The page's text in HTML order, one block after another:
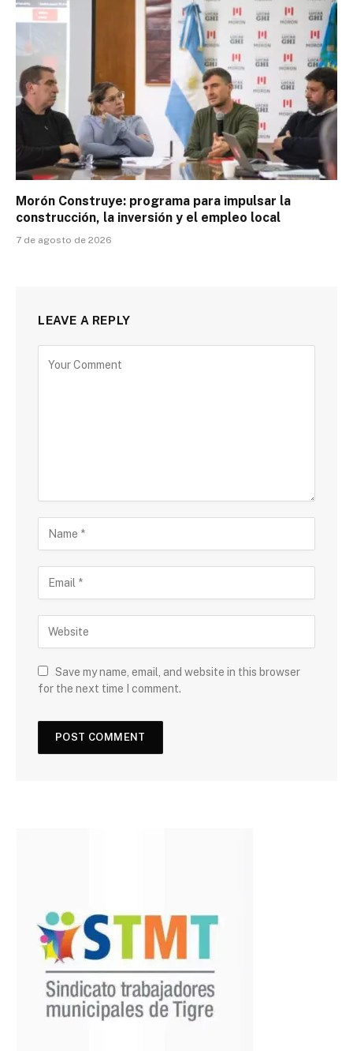
Morón Construye: programa para impulsar la
construcción, la inversión y el empleo local
7 de agosto de 2026
LEAVE A REPLY
Save my name, email, and website in this browser
for the next time I comment.